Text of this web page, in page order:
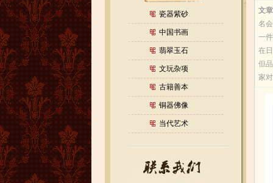
瓷器紫砂
中国书画
翡翠玉石
文玩杂项
古籍善本
铜器佛像
当代艺术
文
名
一
在
但
家